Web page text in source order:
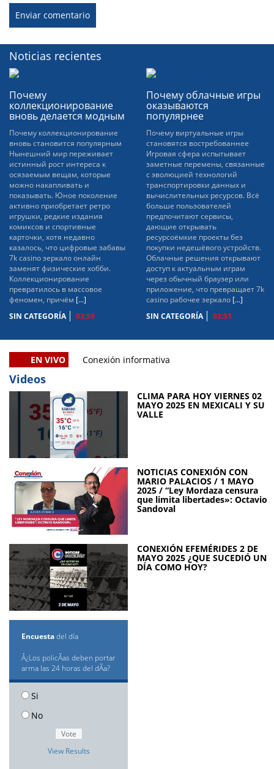
Noticias recientes
Почему
коллекционирование
вновь делается модным
Почему коллекционирование
вновь становится популярным
Нынешний мир переживает
истинный рост интереса к
осязаемым вещам, которые
можно накапливать и
показывать. Юное поколение
активно приобретает ретро
игрушки, редкие издания
комиксов и спортивные
карточки, хотя недавно
казалось, что цифровые забавы
7k casino зеркало онлайн
заменят физические хобби.
Коллекционирование
превратилось в массовое
феномен, причём [...]
SIN CATEGORÍA
03:59
Почему облачные игры
оказываются
популярнее
Почему виртуальные игры
становятся востребованнее
Игровая сфера испытывает
заметные перемены, связанные
с эволюцией технологий
транспортировки данных и
вычислительных ресурсов. Всё
больше пользователей
предпочитают сервисы,
дающие открывать
ресурсоёмкие проекты без
покупки недешёвого устройств.
Облачные решения открывают
доступ к актуальным играм
через обычный браузер или
приложение, что превращает 7k
casino рабочее зеркало [...]
SIN CATEGORÍA
03:51
EN VIVO Conexión informativa
Videos
CLIMA PARA HOY VIERNES 02
MAYO 2025 EN MEXICALI Y SU
VALLE
NOTICIAS CONEXIÓN CON
MARIO PALACIOS / 1 MAYO
2025 / “Ley Mordaza censura
que limita libertades»: Octavio
Sandoval
CONEXIÓN EFEMÉRIDES 2 DE
MAYO 2025 ¿QUE SUCEDIÓ UN
DÍA COMO HOY?
Encuestadel día
Â¿Los policÃ­as deben portar
arma las 24 horas del dÃ­a?
Si
No
View Results